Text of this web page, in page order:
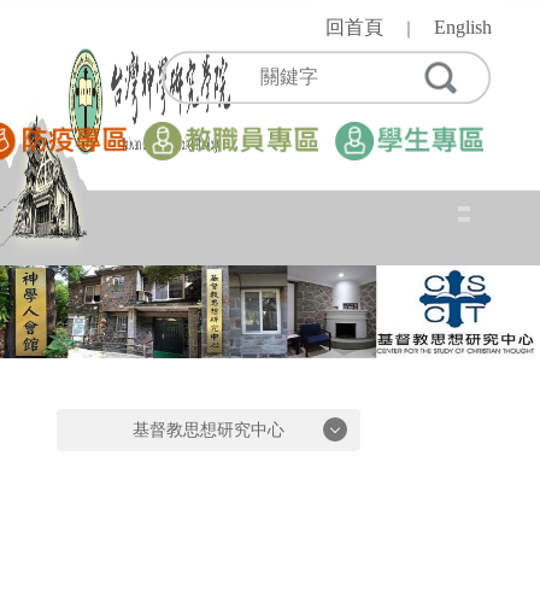
容
區
回首頁 English
基督教思想研究中心